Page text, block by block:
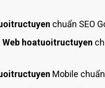
chuẩn SEO
Web hoatuoitructuyen
Mobile